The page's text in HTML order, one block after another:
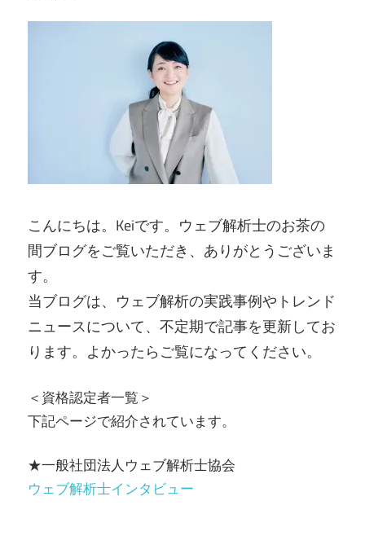
こんにちは。Keiです。ウェブ解析士のお茶の
間ブログをご覧いただき、ありがとうございま
す。
当ブログは、ウェブ解析の実践事例やトレンド
ニュースについて、不定期で記事を更新してお
ります。よかったらご覧になってください。
＜資格認定者一覧＞
下記ページで紹介されています。
★一般社団法人ウェブ解析士協会
ウェブ解析士インタビュー